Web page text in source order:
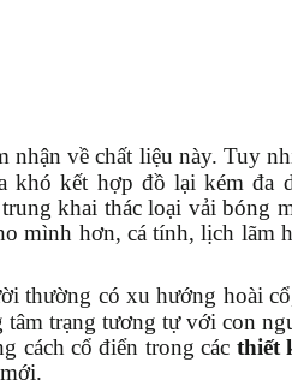
nhận về chất liệu này. Tuy
khó kết hợp đồ lại kém đa
khai thác loại vải bóng
mình hơn, cá tính, lịch lãm
thường có xu hướng hoài
trạng tương tự với con
cách cổ điển trong các thiết